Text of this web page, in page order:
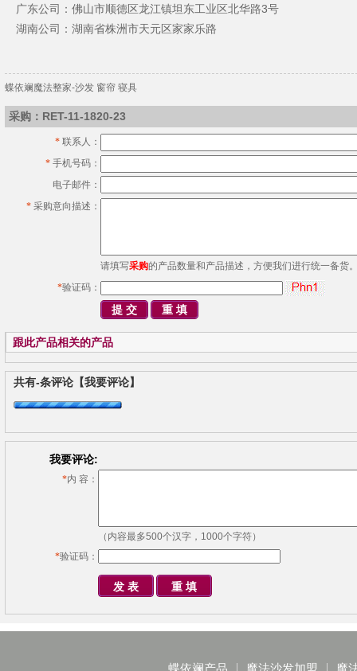
广东公司：佛山市顺德区龙江镇坦东工业区北华路3号
湖南公司：湖南省株洲市天元区家家乐路
蝶依斓魔法整家-沙发 窗帘 寝具
采购：RET-11-1820-23
* 联系人：
* 手机号码：
电子邮件：
* 采购意向描述：
请填写采购的产品数量和产品描述，方便我们进行统一备货
*验证码：
跟此产品相关的产品
共有-条评论 【我要评论】
我要评论:
*内 容：
（内容最多500个汉字，1000个字符）
*验证码：